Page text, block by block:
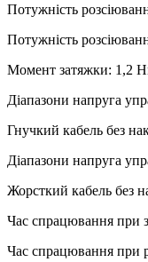
Потужність
Потужність
Момент затяжки: 1,2
Діапазони напруга
Гнучкий кабель без
Діапазони напруга
Жорсткий кабель без
Час спрацювання при
Час спрацювання при